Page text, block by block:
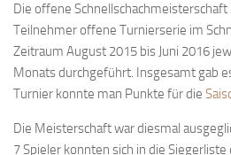
Blitzturnierserie
Schnellturnierserie
Bayernpokal
Sommerturnier
Bonner Schnellschachturniere
Die offene
Teilnehmer offene Turnierserie im
Zeitraum August 2015 bis Juni 2016
Monats durchgeführt. Insgesamt gab
Turnier konnte man Punkte für die
Die Meisterschaft war diesmal
7 Spieler konnten sich in die